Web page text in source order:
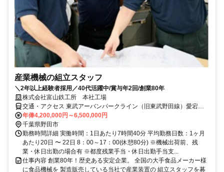
産業機械の組立スタッフ
＼2年以上経験者採用／40代活躍中/賞与年2回/創業80年
株式会社富山鉄工所 本社工場
交通・アクセス 東武アーバンパークライン（旧東武野田線）愛宕駅
より徒歩約5分
年俸4,200,000円～6,500,000円
千葉県野田市
勤務時間詳細 実働時間：1日あたり7時間40分 平均勤務日数：1ヶ月
あたり20日 〜 22日 8：00～17：00(休憩80分) ※機械出荷前、残
業・休日出勤の場合有 ※都度残業手当・休日出勤手当支...
仕事内容 創業80年！歴史ある安定企業。 全国の大手食品メーカー様
に食品機械を 製造販売している当社で産業装置の 組立スタッフを募